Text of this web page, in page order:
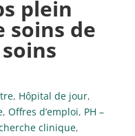
plein
soins de
, Hôpital de jour,
, Offres d’emploi, PH –
clinique,